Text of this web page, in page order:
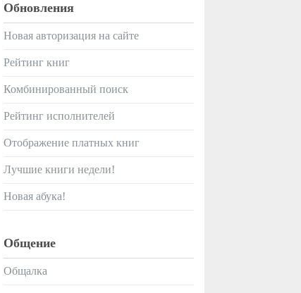
Обновления
Новая авторизация на сайте
Рейтинг книг
Комбинированный поиск
Рейтинг исполнителей
Отображение платных книг
Лучшие книги недели!
Новая абука!
Общение
Общалка